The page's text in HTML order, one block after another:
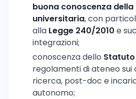
buona conoscenza
universitaria, con
alla Legge 240/2010 e
integrazioni;
conoscenza dello Statuto
regolamenti di ateneo
ricerca, post-doc e
autonomo;